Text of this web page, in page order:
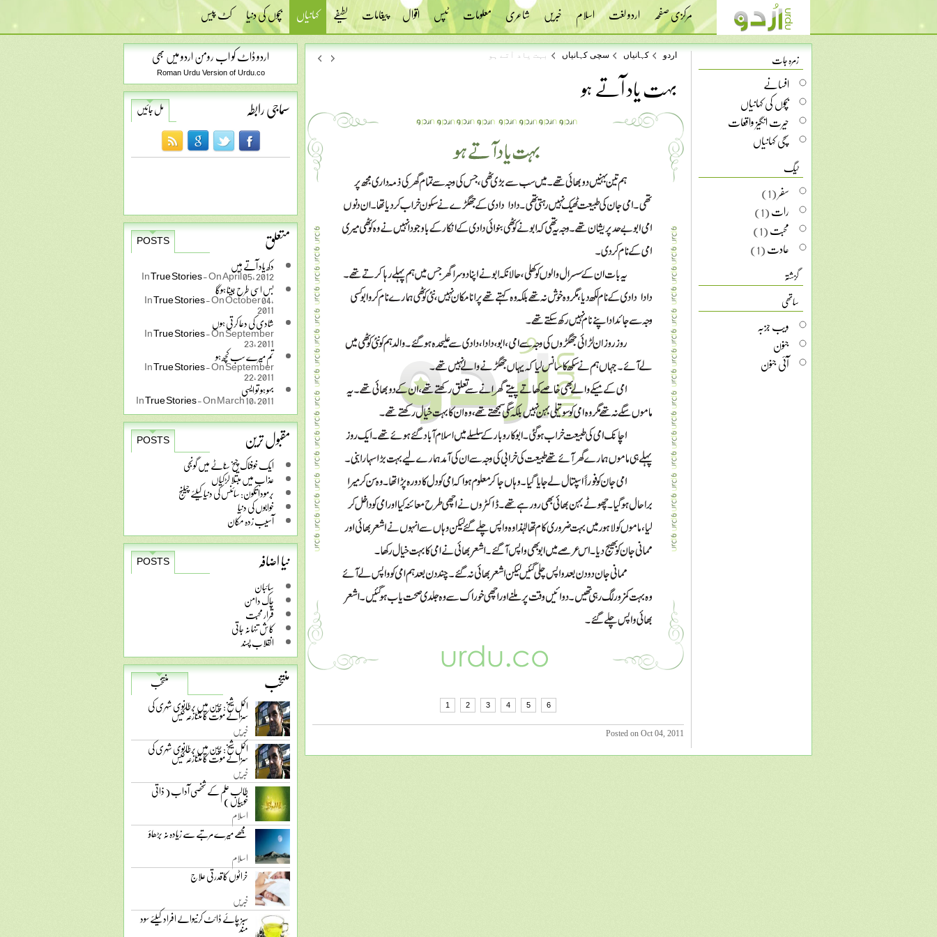
مرکزی صفحہ اردو لغت اسلام خبریں شاعری معلومات ٹپس اقوال پیغامات لطیفے کہانیاں بچوں کی دنیا کٹ پیس
اردو ڈاٹ کو اب رومن اردو میں بھی
Roman Urdu Version of Urdu.co
سماجی رابطہ مل جائیں
متعلق
POSTS
دکھ یاد آتے ہیں
InTrue Stories-On April 05, 2012
بس اسی طرح جینا ہوگا InTrue Stories-On October 04,
2011
شادی کی دعا کرتی ہوں InTrue Stories-On September
23, 2011
تم میرے سب کچھ ہو InTrue Stories-On September
22, 2011
بہو ہو تو ایسی InTrue Stories-On March 10, 2011
مقبول ترین
POSTS
ایک خوفناک چیخ سناٹے میں گونجی
عذاب میں مبتلا لڑکیاں
برمودا تکون: سائنس کی دنیا کیلئے چیلنج
خوابوں کی دنیا
آسیب زدہ مکان
نیا اضافہ
POSTS
سائبان
چاک دامن
قرار محبت
کاش تنہا نہ جاتی
انقلاب پسند
منتخب
منتخب
اکمل شیخ: چین میں برطانوی شہری کی
سزائے موت کا متنازعہ کیس
خبریں
اکمل شیخ: چین میں برطانوی شہری کی
سزائے موت کا متنازعہ کیس
خبریں
طالب علم کے شخصی آداب ( ذاتی
خوبیاں )
اسلام
مجھے میرے مرتبے سے زیادہ نہ بڑھاؤ
اسلام
خراٹوں کا قدرتی علاج
خبریں
سبز چائے ڈائٹ کرنیوالے افراد کیلئے سود
مند
اردو کہانیاں سچی کہانیاں بہت یاد آتے ہو
بہت یاد آتے ہو
1 2 3 4 5 6
Posted on Oct 04, 2011
زمرہ جات
افسانے
بچوں کی کہانیاں
حیرت انگیز واقعات
سچی کہانیاں
ٹیگ
سفر(1)
رات(1)
محبت(1)
عادت(1)
گزشتہ
ساتھی
ویب جزبہ
جنون
آئی جنون